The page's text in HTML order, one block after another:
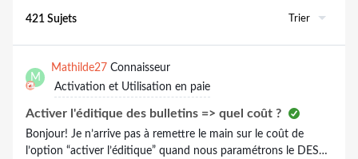
421 Sujets Trier
M
Mathilde27 Connaisseur
Activation et Utilisation en paie
Activer l'éditique des bulletins => quel coût ?
Bonjour! Je n’arrive pas à remettre le main sur le coût de
l’option “activer l’éditique” quand nous paramétrons le DESK